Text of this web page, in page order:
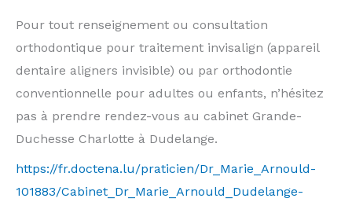
Pour tout renseignement ou consultation
orthodontique pour traitement invisalign (appareil
dentaire aligners invisible) ou par orthodontie
conventionnelle pour adultes ou enfants, n’hésitez
pas à prendre rendez-vous au cabinet Grande-
Duchesse Charlotte à Dudelange.
https://fr.doctena.lu/praticien/Dr_Marie_Arnould-
101883/Cabinet_Dr_Marie_Arnould_Dudelange-